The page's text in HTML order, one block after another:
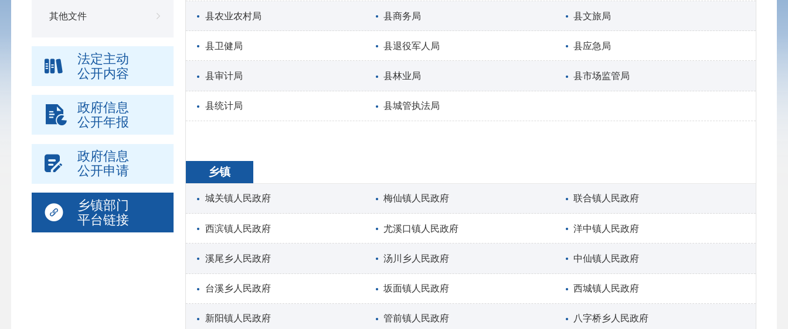
其他文件
法定主动
公开内容
政府信息
公开年报
政府信息
公开申请
乡镇部门
平台链接
县农业农村局 县商务局 县文旅局
县卫健局 县退役军人局 县应急局
县审计局 县林业局 县市场监管局
县统计局 县城管执法局
乡镇
城关镇人民政府 梅仙镇人民政府 联合镇人民政府
西滨镇人民政府 尤溪口镇人民政府 洋中镇人民政府
溪尾乡人民政府 汤川乡人民政府 中仙镇人民政府
台溪乡人民政府 坂面镇人民政府 西城镇人民政府
新阳镇人民政府 管前镇人民政府 八字桥乡人民政府